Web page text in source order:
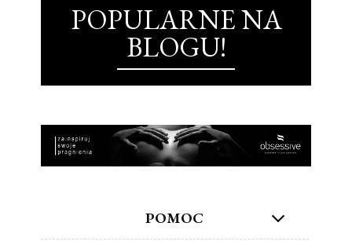
POPULARNE NA
BLOGU!
POMOC